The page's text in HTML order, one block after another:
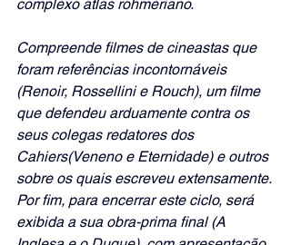
complexo atlas rohmeriano.
Compreende filmes de cineastas que
foram referências incontornáveis
(Renoir, Rossellini e Rouch), um filme
que defendeu arduamente contra os
seus colegas redatores dos
Cahiers(Veneno e Eternidade) e outros
sobre os quais escreveu extensamente.
Por fim, para encerrar este ciclo, será
exibida a sua obra-prima final (A